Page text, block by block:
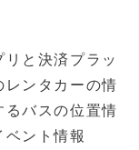
と決済プラッ
レンタカーの情
バスの位置情
ント情報